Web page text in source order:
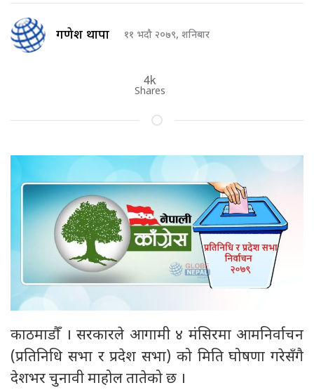
गणेश थापा ११ भदौ २०७९, शनिबार
4k
Shares
काठमाडौँ । सरकारले आगामी ४ मंसिरमा आमनिर्वाचन
(प्रतिनिधि सभा र प्रदेश सभा) को मिति घोषणा गरेसँगै
देशभर चुनावी माहोल तातेको छ ।